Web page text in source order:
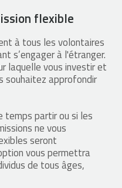
flexible
à tous les volontaires
s’engager à l'étranger.
laquelle vous investir et
souhaitez approfondir
temps partir ou si les
ne vous
seront
vous permettra
de tous âges,